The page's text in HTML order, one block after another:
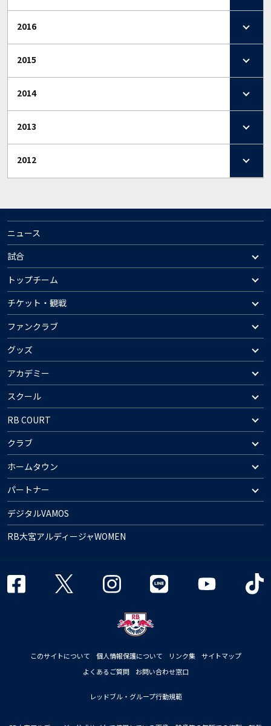
2016
2015
2014
2013
2012
ニュース
試合
トップチーム
チケット・観戦
ファンクラブ
グッズ
アカデミー
スクール
RB COURT
クラブ
ホームタウン
パートナー
デジタルVAMOS
RB大宮アルディージャWOMEN
このサイトについて 個人情報保護について リンク集
サイトマップ
よくあるご質問
お問い合わせ窓口
レッドブル・グループ行動規範